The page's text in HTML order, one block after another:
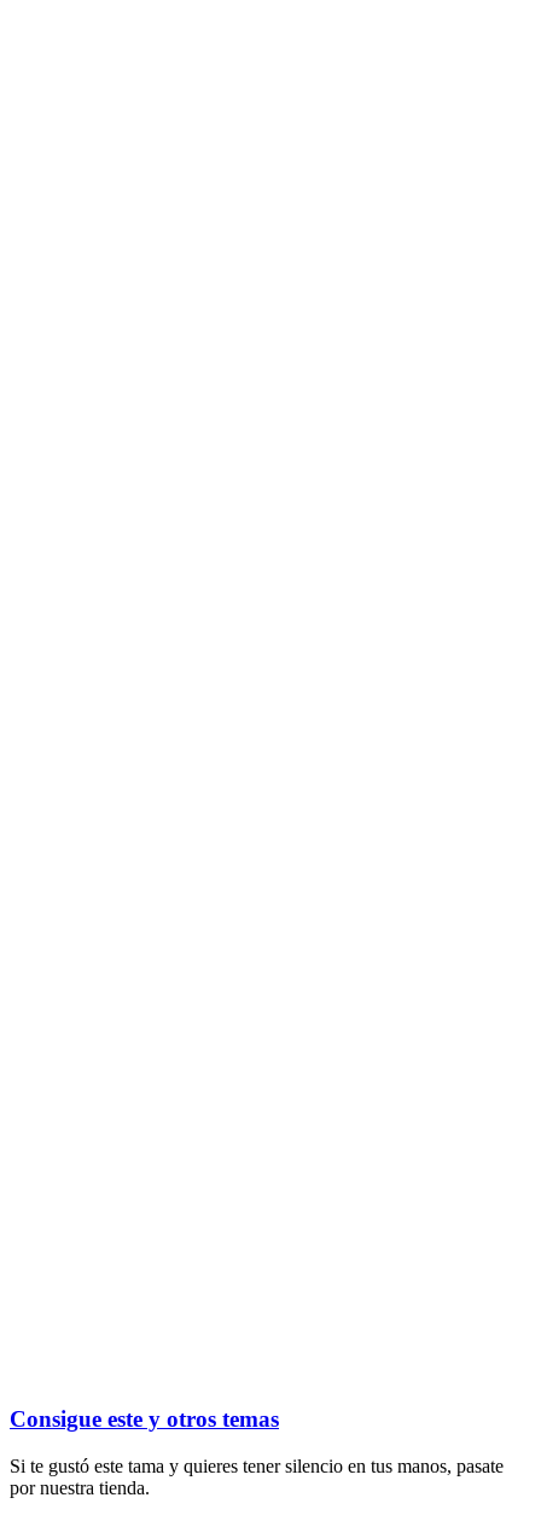
Consigue este y otros temas
Si te gustó este tama y quieres tener silencio en tus manos, pasate
por nuestra tienda.